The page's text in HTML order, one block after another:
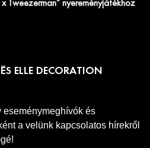
x Tweezerman” nyereményjátékhoz
ELLE DECORATION
eseménymeghívók és
a velünk kapcsolatos hírekről